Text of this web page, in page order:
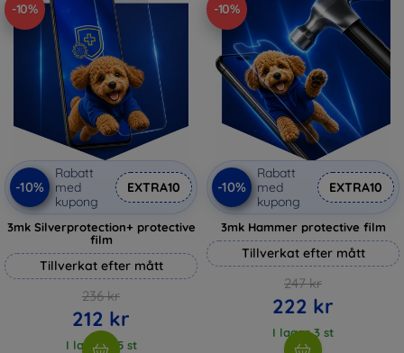
-10%
-10%
Rabatt
med
kupong
EXTRA10
3mk Silverprotection+ protective
film
Tillverkat efter mått
236 kr
212 kr
I lager > 5 st
-10%
-10%
Rabatt
med
kupong
EXTRA10
3mk Hammer protective film
Tillverkat efter mått
247 kr
222 kr
I lager 3 st